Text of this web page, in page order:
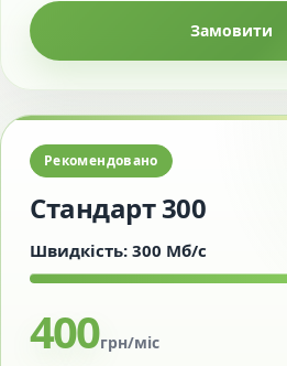
Замовити
Рекомендовано
Стандарт 300
Швидкість: 300 Мб/с
400грн/міс